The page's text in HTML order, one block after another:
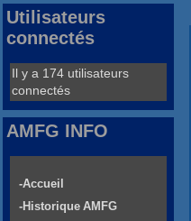
Utilisateurs
connectés
Il y a 174 utilisateurs
connectés
AMFG INFO
-Accueil
-Historique AMFG